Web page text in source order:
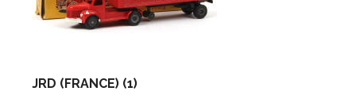
JRD (FRANCE) (1)